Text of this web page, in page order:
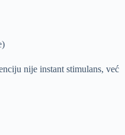
nije instant stimulans, već